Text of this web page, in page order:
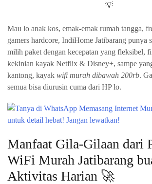
💡
Mau lo anak kos, emak-emak rumah tangga,
gamers hardcore, IndiHome Jatibarang punya
milih paket dengan kecepatan yang fleksibel,
kekinian kayak Netflix & Disney+, sampe
kantong, kayak wifi murah dibawah 200rb.
semua bisa diurusin cuma dari HP lo.
Manfaat Gila-Gilaan dari
WiFi Murah Jatibarang
Aktivitas Harian 🚀